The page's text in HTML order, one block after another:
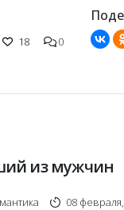
18 0
из мужчин
08